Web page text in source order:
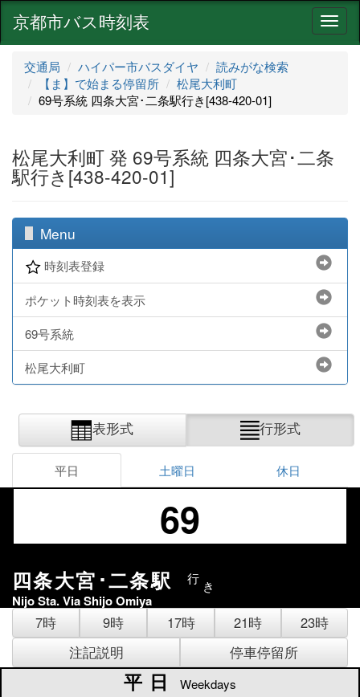
ナ
ビ
京都市バス時刻表
交通局 ハイパー市バスダイヤ
読みがな検索
【ま】で始まる停留所
松尾大利町
69号系統 四条大宮･二条駅行き[438-420-01]
松尾大利町 発 69号系統 四条大宮･二条
駅行き[438-420-01]
Menu
時刻表登録
ポケット時刻表を表示
69号系統
松尾大利町
表形式 行形式
平日 土曜日 休日
69
四条大宮･二条駅 行 き
Nijo Sta. Via Shijo Omiya
7時 9時 17時 21時
23時
注記説明
停車停留所
平日
Weekdays